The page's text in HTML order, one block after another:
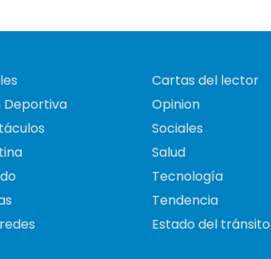
Deportiva
Cartas del lector
Opinion
Sociales
Salud
Tecnología
Tendencia
Estado del tránsito